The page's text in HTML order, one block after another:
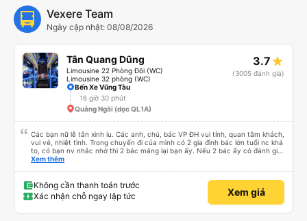
Vexere Team
Ngày cập nhật: 08/08/2026
Tân Quang Dũng
Limousine 22 Phòng Đôi (WC)
Limousine 32 phòng (WC)
3.7
(3005 đánh giá)
Bến Xe Vũng Tàu
16 giờ 30 phút
Quảng Ngãi (dọc QL1A)
Các bạn nữ lễ tân xinh iu. Các anh, chú, bác VP ĐH vui tính, quan tâm khách,
vui vẻ, nhiệt tình. Trong chuyến đi của mình có 2 gia đình bác lớn tuổi nc khá
to, có bạn nv nhắc nhở thì 2 bác mắng lại bạn ấy. Nếu 2 bác ấy có đánh giá
xấu thì mình ngược lại nha. Bạn ấy nhắc nhở rất đúng. 2 bác nói rất to. To
bạn ấy nha. Nếu bạn ấy bị trừ thì bảo bạn ấy liên hệ sđt của mình, mình hỗ
trợ ạ. Số mình đuôi 666, chuyến ĐH-NT ngày 16/1. À các bạn nữ lễ tân xinh
iu còn đổi cho mình phòng đơn sang đôi xong còn note là (một mình) yêu
Xem thêm
Không cần thanh toán trước
Xác nhận chỗ ngay lập tức
Xem giá